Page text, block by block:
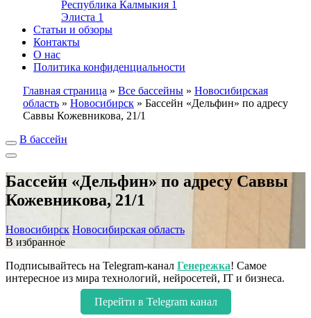
Республика Калмыкия 1
Элиста 1
Статьи и обзоры
Контакты
О нас
Политика конфиденциальности
Главная страница » Все бассейны » Новосибирская
область » Новосибирск » Бассейн «Дельфин» по адресу
Саввы Кожевникова, 21/1
В бассейн
Бассейн «Дельфин» по адресу Саввы
Кожевникова, 21/1
Новосибирск Новосибирская область
В избранное
Подписывайтесь на Telegram-канал Генережка! Самое
интересное из мира технологий, нейросетей, IT и бизнеса.
Перейти в Telegram канал